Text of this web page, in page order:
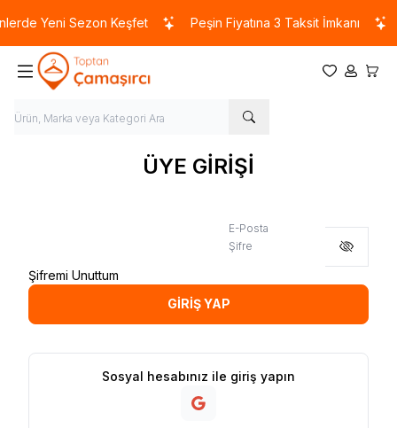
Yeni Sezon Keşfet Peşin Fiyatına 3 Taksit İmkanı
Favorilerim
Hesabım
ÜYE GİRİŞİ
E-Posta
Şifre
Şifremi Unuttum
GİRİŞ YAP
Sosyal hesabınız ile giriş yapın